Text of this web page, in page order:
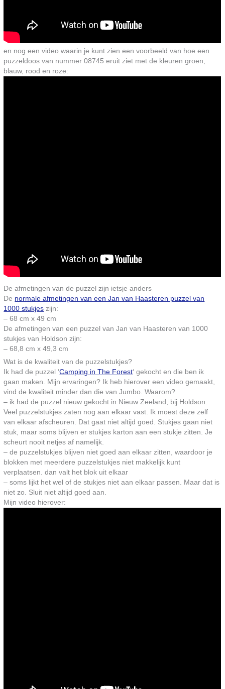
en nog een video waarin je kunt zien een voorbeeld van hoe een
puzzeldoos van nummer 08745 eruit ziet met de kleuren groen,
blauw, rood en roze:
De afmetingen van de puzzel zijn ietsje anders
De normale afmetingen van een Jan van Haasteren puzzel van
1000 stukjes zijn:
– 68 cm x 49 cm
De afmetingen van een puzzel van Jan van Haasteren van 1000
stukjes van Holdson zijn:
– 68,8 cm x 49,3 cm
Wat is de kwaliteit van de puzzelstukjes?
Ik had de puzzel ‘Camping in The Forest‘ gekocht en die ben ik
gaan maken. Mijn ervaringen? Ik heb hierover een video gemaakt,
vind de kwaliteit minder dan die van Jumbo. Waarom?
– ik had de puzzel nieuw gekocht in Nieuw Zeeland, bij Holdson.
Veel puzzelstukjes zaten nog aan elkaar vast. Ik moest deze zelf
van elkaar afscheuren. Dat gaat niet altijd goed. Stukjes gaan niet
stuk, maar soms blijven er stukjes karton aan een stukje zitten. Je
scheurt nooit netjes af namelijk.
– de puzzelstukjes blijven niet goed aan elkaar zitten, waardoor je
blokken met meerdere puzzelstukjes niet makkelijk kunt
verplaatsen. dan valt het blok uit elkaar
– soms lijkt het wel of de stukjes niet aan elkaar passen. Maar dat is
niet zo. Sluit niet altijd goed aan.
Mijn video hierover: